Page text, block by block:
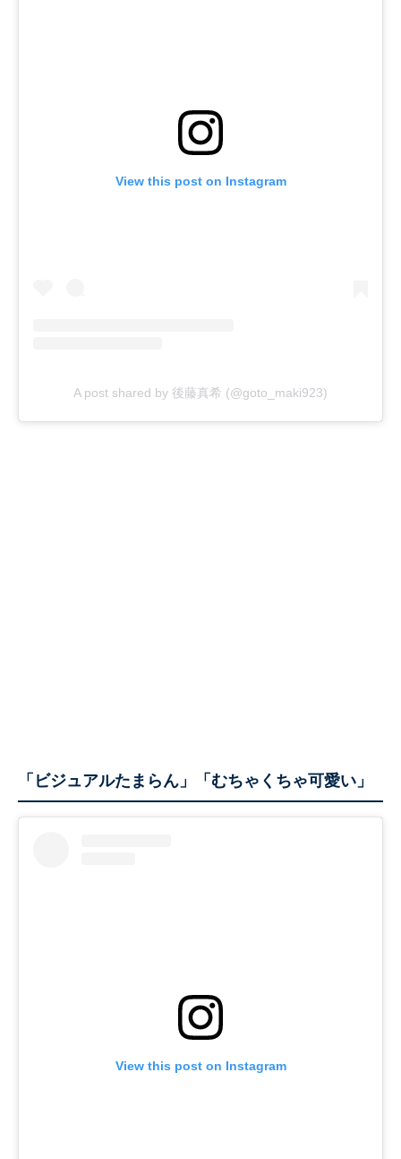
View this post on Instagram
A post shared by 後藤真希 (@goto_maki923)
「ビジュアルたまらん」「むちゃくちゃ可愛い」
View this post on Instagram